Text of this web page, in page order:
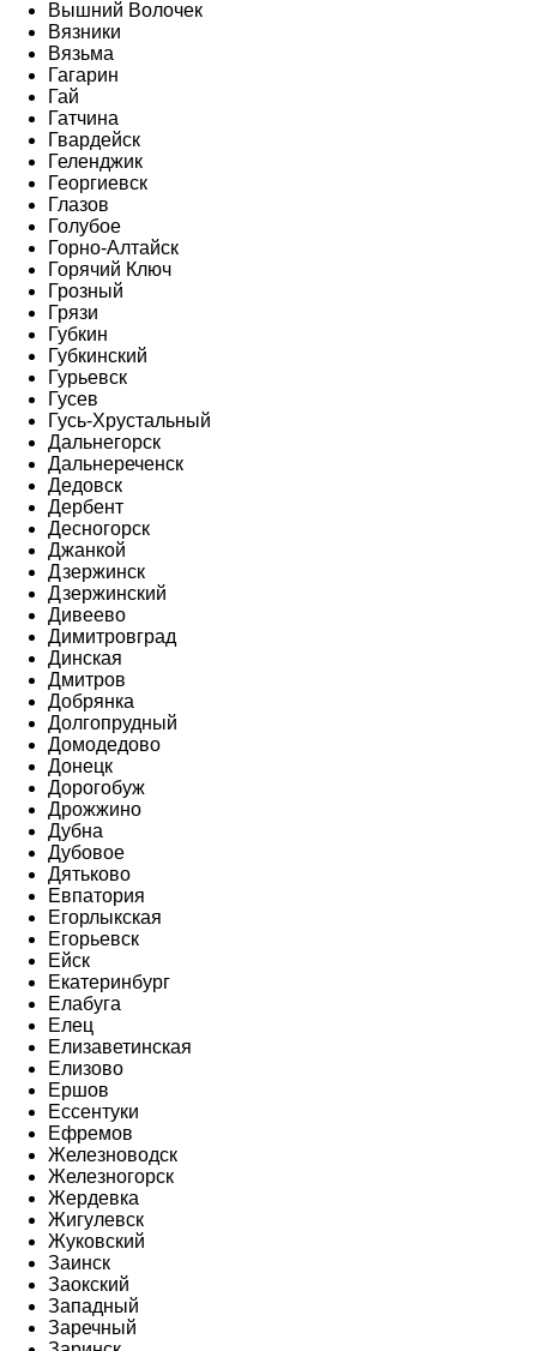
Вышний Волочек
Вязники
Вязьма
Гагарин
Гай
Гатчина
Гвардейск
Геленджик
Георгиевск
Глазов
Голубое
Горно-Алтайск
Горячий Ключ
Грозный
Грязи
Губкин
Губкинский
Гурьевск
Гусев
Гусь-Хрустальный
Дальнегорск
Дальнереченск
Дедовск
Дербент
Десногорск
Джанкой
Дзержинск
Дзержинский
Дивеево
Димитровград
Динская
Дмитров
Добрянка
Долгопрудный
Домодедово
Донецк
Дорогобуж
Дрожжино
Дубна
Дубовое
Дятьково
Евпатория
Егорлыкская
Егорьевск
Ейск
Екатеринбург
Елабуга
Елец
Елизаветинская
Елизово
Ершов
Ессентуки
Ефремов
Железноводск
Железногорск
Жердевка
Жигулевск
Жуковский
Заинск
Заокский
Западный
Заречный